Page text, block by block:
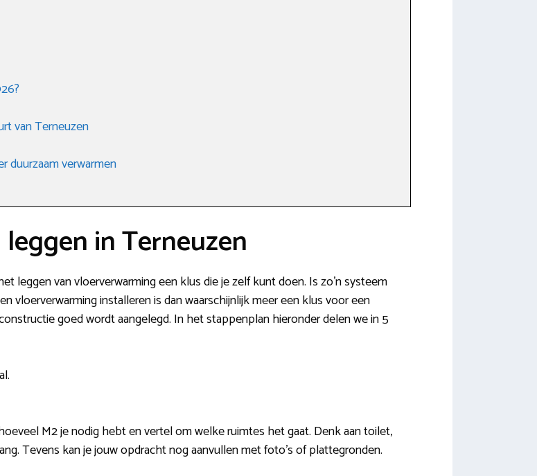
van Terneuzen
duurzaam verwarmen
in Terneuzen
leggen van vloerverwarming een klus die je zelf kunt doen. Is zo’n systeem
vloerverwarming installeren is dan waarschijnlijk meer een klus voor een
goed wordt aangelegd. In het stappenplan hieronder delen we in 5
M2 je nodig hebt en vertel om welke ruimtes het gaat. Denk aan toilet,
Tevens kan je jouw opdracht nog aanvullen met foto’s of plattegronden.